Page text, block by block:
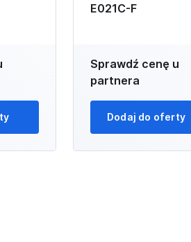
E021C-F
Sprawdź cenę u
partnera
Dodaj do oferty